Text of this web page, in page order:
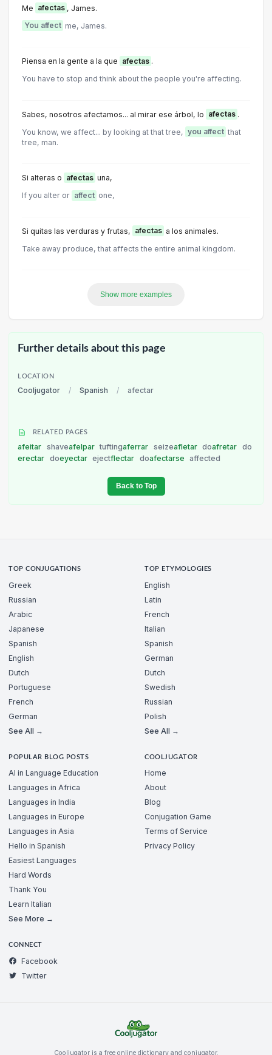
Me afectas , James.
You affect me, James.
Piensa en la gente a la que afectas .
You have to stop and think about the people you're affecting.
Sabes, nosotros afectamos... al mirar ese árbol, lo afectas .
You know, we affect... by looking at that tree, you affect that
tree, man.
Si alteras o afectas una,
If you alter or affect one,
Si quitas las verduras y frutas, afectas a los animales.
Take away produce, that affects the entire animal kingdom.
Show more examples
Further details about this page
LOCATION
Cooljugator / Spanish / afectar
RELATED PAGES
afeitar shaveafelpar tuftingaferrar seizeafletar doafretar do
erectar doeyectar ejectflectar doafectarse affected
Back to Top
TOP CONJUGATIONS
Greek
Russian
Arabic
Japanese
Spanish
English
Dutch
Portuguese
French
German
See All →
TOP ETYMOLOGIES
English
Latin
French
Italian
Spanish
German
Dutch
Swedish
Russian
Polish
See All →
POPULAR BLOG POSTS
AI in Language Education
Languages in Africa
Languages in India
Languages in Europe
Languages in Asia
Hello in Spanish
Easiest Languages
Hard Words
Thank You
Learn Italian
See More →
COOLJUGATOR
Home
About
Blog
Conjugation Game
Terms of Service
Privacy Policy
CONNECT
Facebook
Twitter
Cooljugator is a free online dictionary and conjugator.